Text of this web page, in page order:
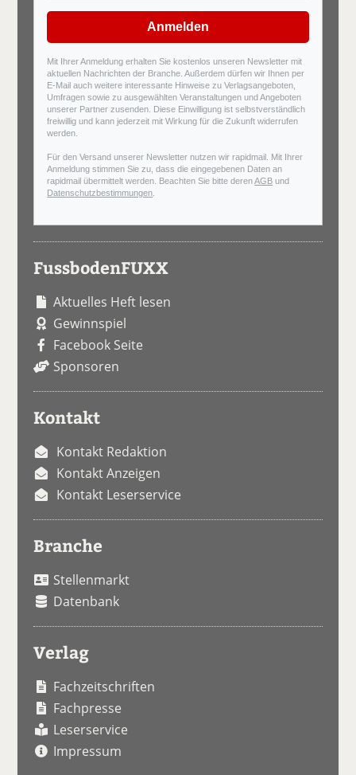
Anmelden
Mit Ihrer Anmeldung erhalten Sie kostenlos unseren Newsletter mit
aktuellen Nachrichten der Branche. Außerdem dürfen wir Ihnen per
E-Mail auch weitere interessante Hinweise zu Verlagsangeboten,
Umfragen sowie zu ausgewählten Veranstaltungen und Angeboten
unserer Partner zusenden. Diese Einwilligung ist selbstverständlich
freiwillig und kann jederzeit mit Wirkung für die Zukunft widerrufen
werden.
Für den Versand unserer Newsletter nutzen wir rapidmail. Mit Ihrer
Anmeldung stimmen Sie zu, dass die eingegebenen Daten an
rapidmail übermittelt werden. Beachten Sie bitte derenAGB und
Datenschutzbestimmungen
FussbodenFUXX
Aktuelles Heft lesen
Gewinnspiel
Facebook Seite
Sponsoren
Kontakt
Kontakt Redaktion
Kontakt Anzeigen
Kontakt Leserservice
Branche
Stellenmarkt
Datenbank
Verlag
Fachzeitschriften
Fachpresse
Leserservice
Impressum